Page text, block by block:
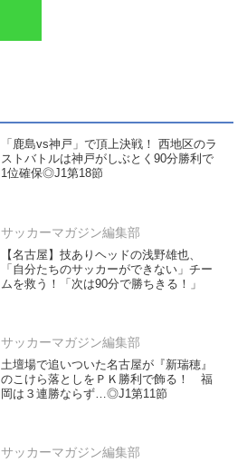
「鹿島vs神戸」で頂上決戦！ 西地区のラ
ストバトルは神戸がしぶとく90分勝利で
1位確保◎J1第18節
サッカーマガジン編集部
【名古屋】技ありヘッドの浅野雄也、
「自分たちのサッカーができない」チー
ムを救う！「次は90分で勝ちきる！」
サッカーマガジン編集部
土壇場で追いついた名古屋が『新瑞穂』
のこけら落としをＰＫ勝利で飾る！ 福
岡は３連勝ならず…◎J1第11節
サッカーマガジン編集部